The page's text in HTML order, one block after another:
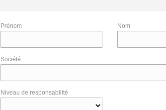
Prénom Nom
Société
Niveau de responsabilité